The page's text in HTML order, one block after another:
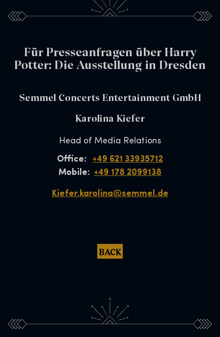
Für Presseanfragen über Harry
Potter: Die Ausstellung in Dresden
Semmel Concerts Entertainment GmbH
Karolina Kiefer
Head of Media Relations
Office: +49 621 33935712
Mobile: +49 178 2099138
Kiefer.karolina@semmel.de
BACK